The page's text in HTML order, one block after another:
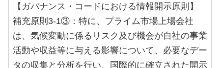
【ガバナンス・コードにおける情報開示原則】
補充原則3-1③：特に、プライム市場上場会社
は、気候変動に係るリスク及び機会が自社の事業
活動や収益等に与える影響について、必要なデー
タの収集と分析を行い、国際的に確立された開示